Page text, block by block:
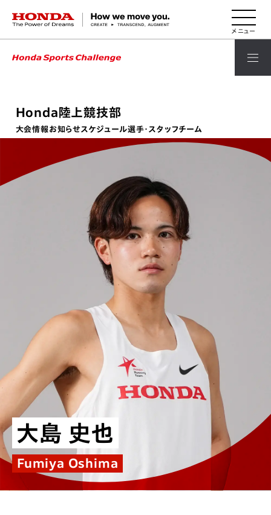
HONDA The Power of Dreams
Honda陸上競技部
大会情報お知らせスケジュール選手・スタッフチーム
大島 史也
Fumiya Oshima